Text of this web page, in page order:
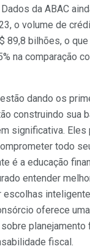
Dados da ABAC
o volume de
$ 89,8 bilhões, o
na comparação
dando os
construindo sua
significativa.
todo
é a educação
entender
escolhas
oferece
planejamento
fiscal.